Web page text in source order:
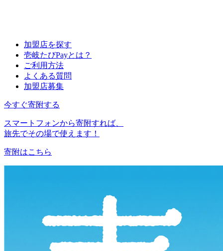
加盟店を探す
壱岐たびPayとは？
ご利用方法
よくある質問
加盟店募集
今すぐ寄附する
スマートフォンから寄附すれば、
旅先でその場で使えます！
寄附はこちら